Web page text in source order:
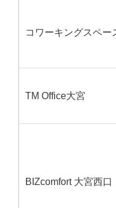
コワーキングスペー
TM Office大宮
BIZcomfort 大宮西口